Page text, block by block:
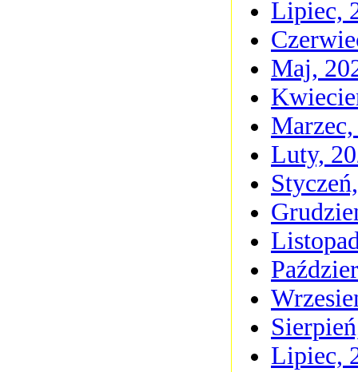
Lipiec,
Maj,
Luty,
Lipiec,